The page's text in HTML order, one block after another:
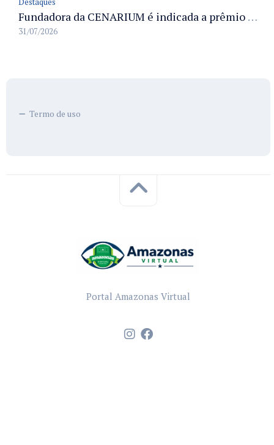
Fundadora da CENARIUM é indicada a prêmio 100+ Jornalistas Admirados
31/07/2026
Termo de uso
Portal Amazonas Virtual